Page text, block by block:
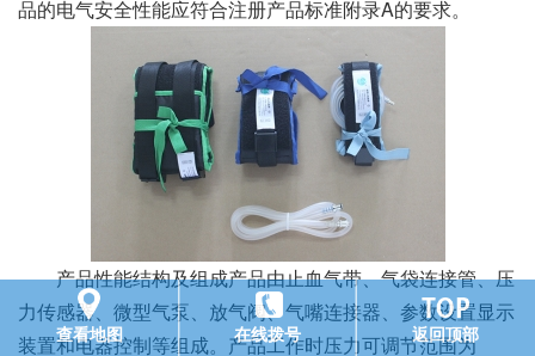
品的电气安全性能应符合注册产品标准附录A的要求。
产品性能结构及组成产品由止血气带、气袋连接管、压
力传感器、微型气泵、放气阀、气嘴连接器、参数设置显示
装置和电器控制等组成。产品工作时压力可调节范围为
查看地图 在线拨号 返回顶部